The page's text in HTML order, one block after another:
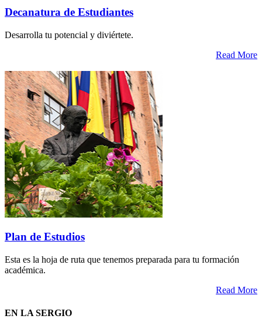
Decanatura de Estudiantes
Desarrolla tu potencial y diviértete.
Read More
Plan de Estudios
Esta es la hoja de ruta que tenemos preparada para tu formación
académica.
Read More
EN LA SERGIO